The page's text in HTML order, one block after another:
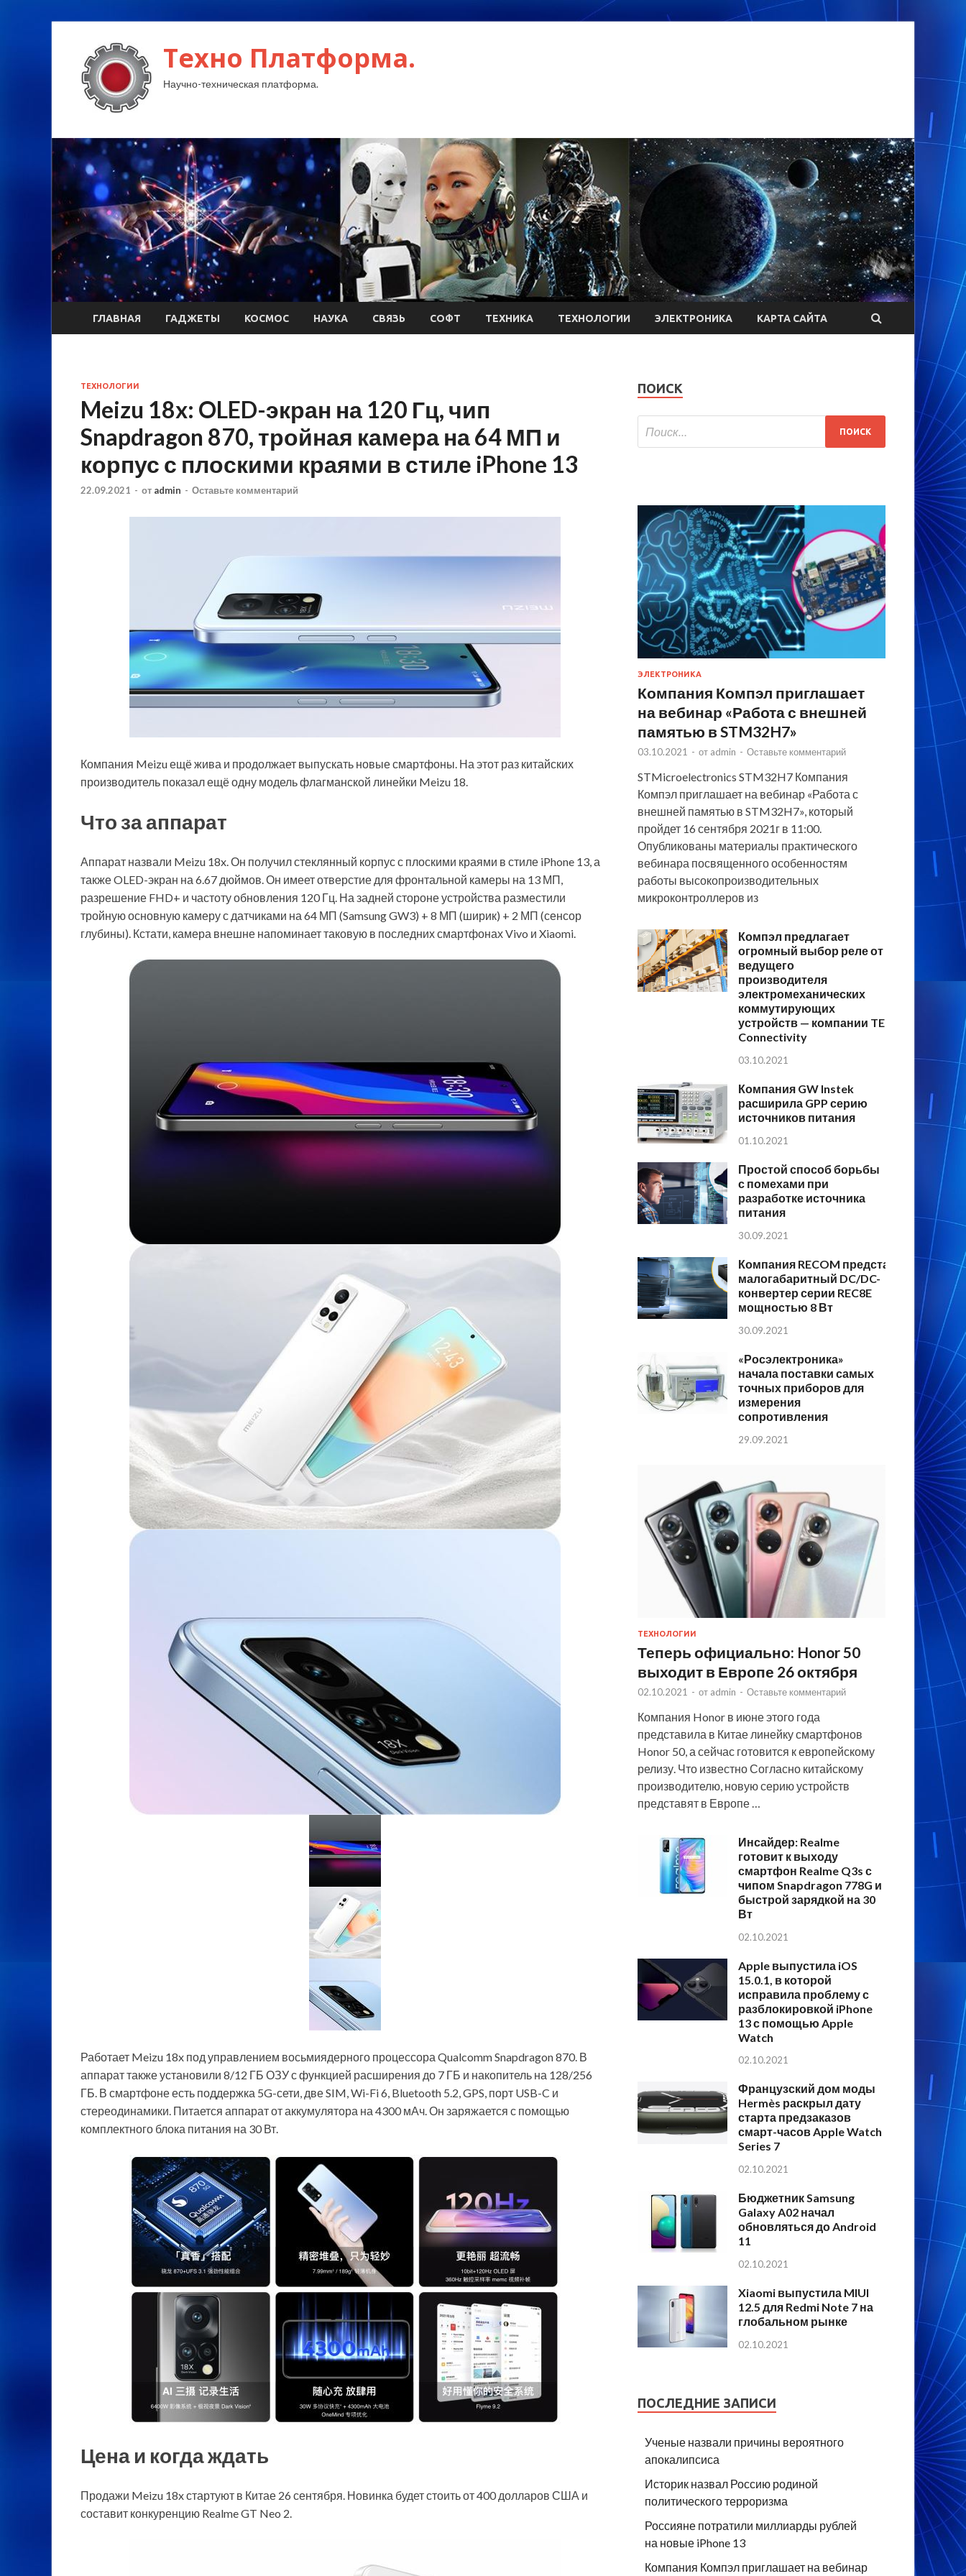
Техно Платформа.
Научно-техническая платформа.
ГЛАВНАЯ ГАДЖЕТЫ КОСМОС НАУКА СВЯЗЬ СОФТ ТЕХНИКА ТЕХНОЛОГИИ ЭЛЕКТРОНИКА КАРТА САЙТА
ТЕХНОЛОГИИ
Meizu 18x: OLED-экран на 120 Гц, чип
Snapdragon 870, тройная камера на 64 МП и
корпус с плоскими краями в стиле iPhone 13
22.09.2021 - от admin - Оставьте комментарий
Компания Meizu ещё жива и продолжает выпускать новые смартфоны. На этот раз китайских
производитель показал ещё одну модель флагманской линейки Meizu 18.
Что за аппарат
Аппарат назвали Meizu 18x. Он получил стеклянный корпус с плоскими краями в стиле iPhone 13, а
также OLED-экран на 6.67 дюймов. Он имеет отверстие для фронтальной камеры на 13 МП,
разрешение FHD+ и частоту обновления 120 Гц. На задней стороне устройства разместили
тройную основную камеру с датчиками на 64 МП (Samsung GW3) + 8 МП (ширик) + 2 МП (сенсор
глубины). Кстати, камера внешне напоминает таковую в последних смартфонах Vivo и Xiaomi.
Работает Meizu 18x под управлением восьмиядерного процессора Qualcomm Snapdragon 870. В
аппарат также установили 8/12 ГБ ОЗУ с функцией расширения до 7 ГБ и накопитель на 128/256
ГБ. В смартфоне есть поддержка 5G-сети, две SIM, Wi-Fi 6, Bluetooth 5.2, GPS, порт USB-C и
стереодинамики. Питается аппарат от аккумулятора на 4300 мАч. Он заряжается с помощью
комплектного блока питания на 30 Вт.
Цена и когда ждать
Продажи Meizu 18x стартуют в Китае 26 сентября. Новинка будет стоить от 400 долларов США и
составит конкуренцию Realme GT Neo 2.
ПОИСК
ЭЛЕКТРОНИКА
Компания Компэл приглашает
на вебинар «Работа с внешней
памятью в STM32H7»
03.10.2021 - от admin - Оставьте комментарий
STMicroelectronics STM32H7 Компания
Компэл приглашает на вебинар «Работа с
внешней памятью в STM32H7», который
пройдет 16 сентября 2021г в 11:00.
Опубликованы материалы практического
вебинара посвященного особенностям
работы высокопроизводительных
микроконтроллеров из
Компэл предлагает
огромный выбор реле от
ведущего
производителя
электромеханических
коммутирующих
устройств — компании TE
Connectivity
03.10.2021
Компания GW Instek
расширила GPP серию
источников питания
01.10.2021
Простой способ борьбы
с помехами при
разработке источника
питания
30.09.2021
Компания RECOM представляет
малогабаритный DC/DC-
конвертер серии REC8E
мощностью 8 Вт
30.09.2021
«Росэлектроника»
начала поставки самых
точных приборов для
измерения
сопротивления
29.09.2021
ТЕХНОЛОГИИ
Теперь официально: Honor 50
выходит в Европе 26 октября
02.10.2021 - от admin - Оставьте комментарий
Компания Honor в июне этого года
представила в Китае линейку смартфонов
Honor 50, а сейчас готовится к европейскому
релизу. Что известно Согласно китайскому
производителю, новую серию устройств
представят в Европе …
Инсайдер: Realme
готовит к выходу
смартфон Realme Q3s с
чипом Snapdragon 778G и
быстрой зарядкой на 30
Вт
02.10.2021
Apple выпустила iOS
15.0.1, в которой
исправила проблему с
разблокировкой iPhone
13 с помощью Apple
Watch
02.10.2021
Французский дом моды
Hermès раскрыл дату
старта предзаказов
смарт-часов Apple Watch
Series 7
02.10.2021
Бюджетник Samsung
Galaxy A02 начал
обновляться до Android
11
02.10.2021
Xiaomi выпустила MIUI
12.5 для Redmi Note 7 на
глобальном рынке
02.10.2021
ПОСЛЕДНИЕ ЗАПИСИ
Ученые назвали причины вероятного
апокалипсиса
Историк назвал Россию родиной
политического терроризма
Россияне потратили миллиарды рублей
на новые iPhone 13
Компания Компэл приглашает на вебинар